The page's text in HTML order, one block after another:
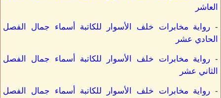
العاشر
- رواية مخابرات خلف الأسوار للكاتبة أسماء جمال الفصل
الحادي عشر
- رواية مخابرات خلف الأسوار للكاتبة أسماء جمال الفصل
الثاني عشر
- رواية مخابرات خلف الأسوار للكاتبة أسماء جمال الفصل